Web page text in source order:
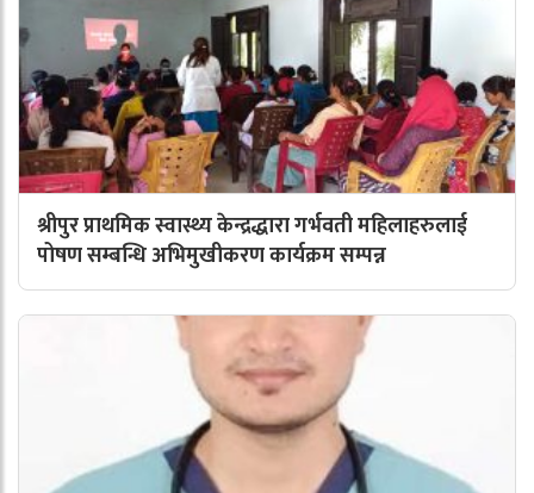
श्रीपुर प्राथमिक स्वास्थ्य केन्द्रद्धारा गर्भवती महिलाहरुलाई
पोषण सम्बन्धि अभिमुखीकरण कार्यक्रम सम्पन्न